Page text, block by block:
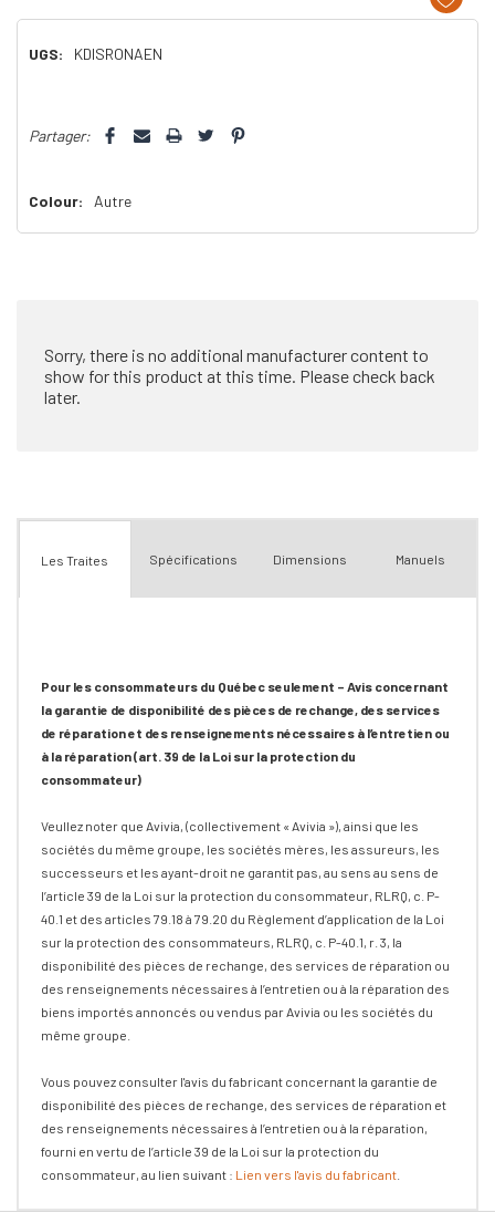
UGS: KDISRONAEN
vous!
n’en
reste
Partager:
Colour: Autre
Sorry, there is no additional manufacturer content to
show for this product at this time. Please check back
later.
Les Traites Spécifications Dimensions Manuels
Pour les consommateurs du Québec seulement – Avis concernant
la garantie de disponibilité des pièces de rechange, des services
de réparation et des renseignements nécessaires à l’entretien ou
à la réparation (art. 39 de la Loi sur la protection du
consommateur)
Veullez noter que Avivia, (collectivement « Avivia »), ainsi que les
sociétés du même groupe, les sociétés mères, les assureurs, les
successeurs et les ayant-droit ne garantit pas, au sens au sens de
l’article 39 de la Loi sur la protection du consommateur, RLRQ, c. P-
40.1 et des articles 79.18 à 79.20 du Règlement d’application de la Loi
sur la protection des consommateurs, RLRQ, c. P-40.1, r. 3, la
disponibilité des pièces de rechange, des services de réparation ou
des renseignements nécessaires à l’entretien ou à la réparation des
biens importés annoncés ou vendus par Avivia ou les sociétés du
même groupe.
Vous pouvez consulter l'avis du fabricant concernant la garantie de
disponibilité des pièces de rechange, des services de réparation et
des renseignements nécessaires à l’entretien ou à la réparation,
fourni en vertu de l’article 39 de la Loi sur la protection du
consommateur, au lien suivant : Lien vers l'avis du fabricant